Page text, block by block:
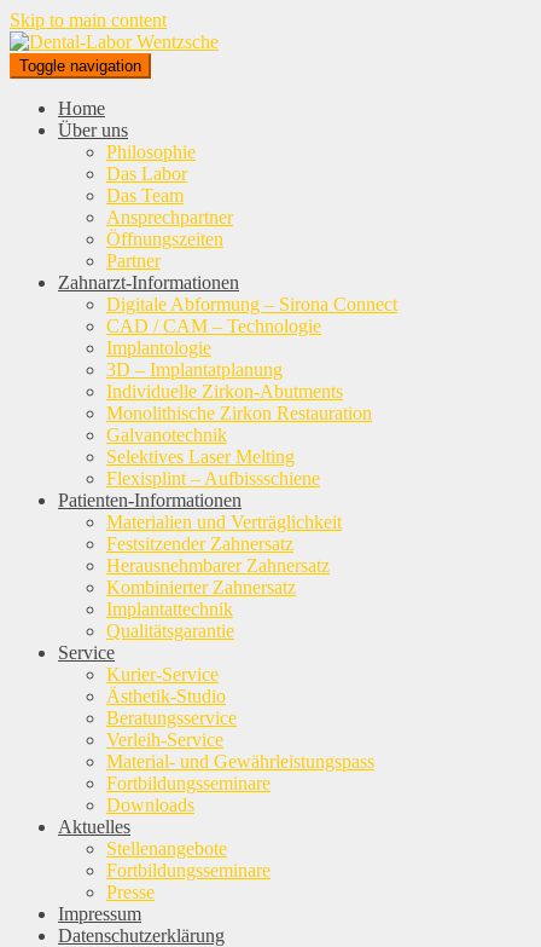
Skip to main content
Toggle navigation
Home
Über uns
Philosophie
Das Labor
Das Team
Ansprechpartner
Öffnungszeiten
Partner
Zahnarzt-Informationen
Digitale Abformung – Sirona Connect
CAD / CAM – Technologie
Implantologie
3D – Implantatplanung
Individuelle Zirkon-Abutments
Monolithische Zirkon Restauration
Galvanotechnik
Selektives Laser Melting
Flexisplint – Aufbissschiene
Patienten-Informationen
Materialien und Verträglichkeit
Festsitzender Zahnersatz
Herausnehmbarer Zahnersatz
Kombinierter Zahnersatz
Implantattechnik
Qualitätsgarantie
Service
Kurier-Service
Ästhetik-Studio
Beratungsservice
Verleih-Service
Material- und Gewährleistungspass
Fortbildungsseminare
Downloads
Aktuelles
Stellenangebote
Fortbildungsseminare
Presse
Impressum
Datenschutzerklärung